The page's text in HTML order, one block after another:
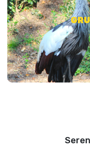
Conosci gli unici